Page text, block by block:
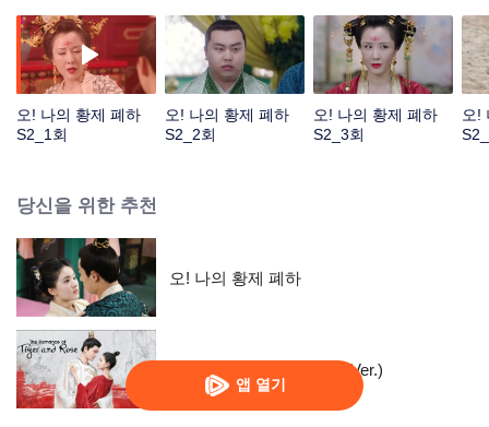
앱 열기
오! 나의 황제 폐하
S2_1회
오! 나의 황제 폐하
S2_2회
오! 나의 황제 폐하
S2_3회
오!
당신을 위한 추천
오! 나의 황제 폐하
전문중적진천천 (English Ver.)